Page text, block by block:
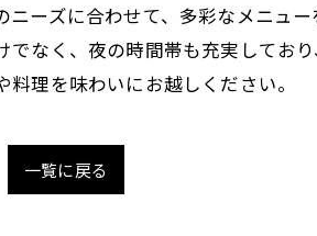
ーズに合わせて、多彩なメニュ
なく、夜の時間帯も充実してお
理を味わいにお越しください。
一覧に戻る